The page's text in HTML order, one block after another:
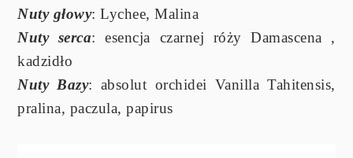
Nuty głowy: Lychee, Malina
Nuty serca: esencja czarnej róży Damascena ,
kadzidło
Nuty Bazy: absolut orchidei Vanilla Tahitensis,
pralina, paczula, papirus